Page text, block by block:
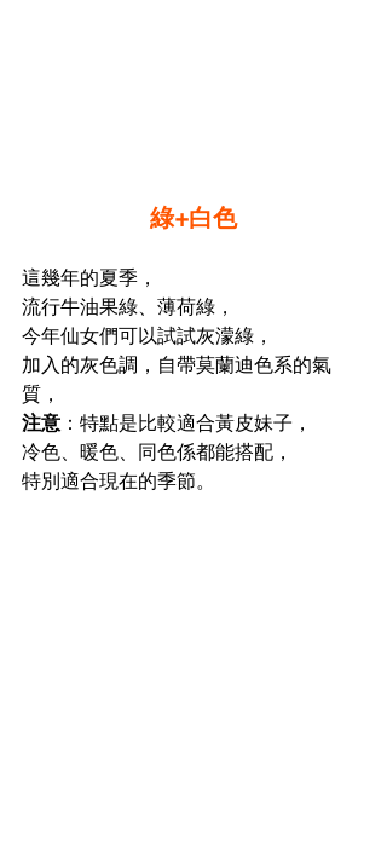
綠+白色
這幾年的夏季，
流行牛油果綠、薄荷綠，
今年仙女們可以試試灰濛綠，
加入的灰色調，自帶莫蘭迪色系的氣
質，
注意：特點是比較適合黃皮妹子，
冷色、暖色、同色係都能搭配，
特別適合現在的季節。